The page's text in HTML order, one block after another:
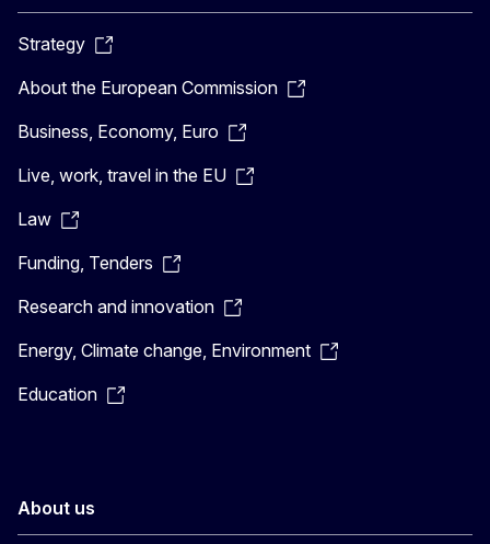
Strategy
About the European Commission
Business, Economy, Euro
Live, work, travel in the EU
Law
Funding, Tenders
Research and innovation
Energy, Climate change, Environment
Education
About us